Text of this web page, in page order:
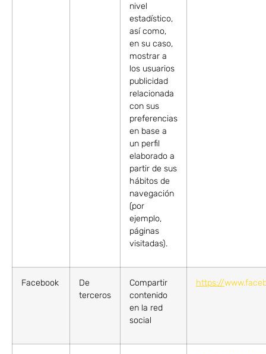
nivel
estadístico,
así como,
en su caso,
mostrar a
los usuarios
publicidad
relacionada
con sus
preferencias
en base a
un perfil
elaborado a
partir de sus
hábitos de
navegación
(por
ejemplo,
páginas
visitadas).
Facebook
De
terceros
Compartir
contenido
en la red
social
https://